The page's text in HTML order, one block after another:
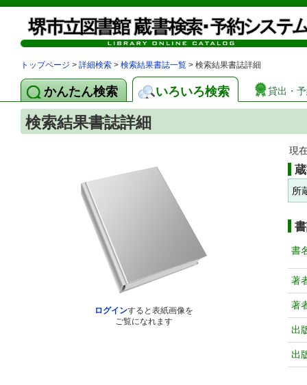
トップページ > 詳細検索 > 検索結果書誌一覧 > 検索結果書誌詳細
かんたん検索 いろいろ検索 貸出・
検索結果書誌詳細
ログインすると表紙画像を
ご覧になれます
現
所
書
著
著
出
出